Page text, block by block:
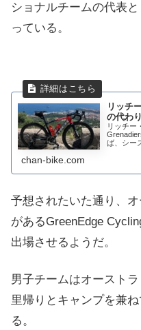
ショナルチームの代表
っている。
リッチ
の代わ
リッチー
ば、シー
る。だ
chan-bike.com
予想されたいた通り、
があるGreenEdge
出場させるようだ。
男子チームはオースト
里帰りとキャンプを兼
る。